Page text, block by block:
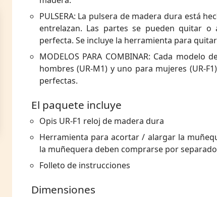
PULSERA: La pulsera de madera dura está
entrelazan. Las partes se pueden quitar
perfecta. Se incluye la herramienta para
MODELOS PARA COMBINAR: Cada
hombres (UR-M1) y uno para mujeres (UR-
perfectas.
El paquete incluye
Opis UR-F1 reloj de madera dura
Herramienta para acortar / alargar la
la muñequera deben comprarse por
Folleto de instrucciones
Dimensiones